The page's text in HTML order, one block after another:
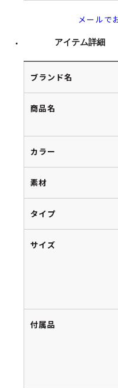
メールで
アイテム詳細
ブランド名
商品名
カラー
素材
タイプ
サイズ
付属品